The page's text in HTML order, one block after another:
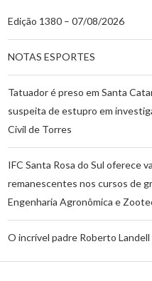
Edição 1380 – 07/08/2026
NOTAS ESPORTES
Tatuador é preso em Santa
suspeita de estupro em
Civil de Torres
IFC Santa Rosa do Sul oferece
remanescentes nos cursos de
Engenharia Agronômica e
O incrível padre Roberto Landell